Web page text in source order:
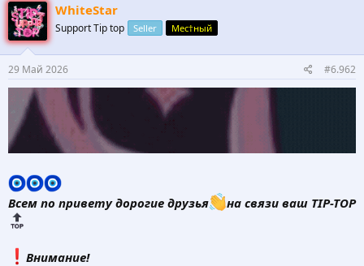
WhiteStar
Support Tip top Seller Мес†ный
29 Май 2026 #6.962
Всем по привету дорогие друзья на связи ваш TIP-TOP
️Внимание!